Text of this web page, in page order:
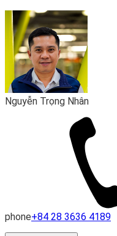
Nguyễn Trọng Nhân
phone+84 28 3636 4189